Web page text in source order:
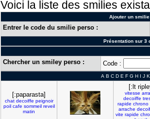
Voici la liste des smilies
Ajouter un
Entrer le code du smilie perso :
Présentation sur 3
Chercher un smiley perso : Code :
A B C D E F G H I J K
[:paparasta]
chat decoiffe peignoir
poil cafe sommeil reveil
matin
[:lt
vitesse
decoiffe
rapide chrono
arrache
vite rapide